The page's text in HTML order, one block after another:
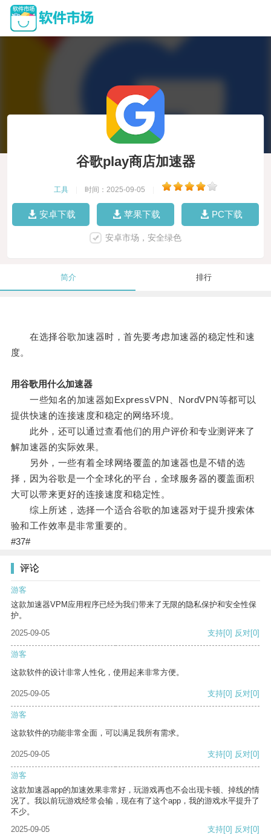
谷歌play商店加速器
工具 时间：2025-09-05
安卓下载 苹果下载 PC下载
安卓市场，安全绿色
简介 排行
在选择谷歌加速器时，首先要考虑加速器的稳定性和速
度。
用谷歌用什么加速器
一些知名的加速器如ExpressVPN、NordVPN等都可以
提供快速的连接速度和稳定的网络环境。
此外，还可以通过查看他们的用户评价和专业测评来了
解加速器的实际效果。
另外，一些有着全球网络覆盖的加速器也是不错的选
择，因为谷歌是一个全球化的平台，全球服务器的覆盖面积
大可以带来更好的连接速度和稳定性。
综上所述，选择一个适合谷歌的加速器对于提升搜索体
验和工作效率是非常重要的。
#37#
评论
游客
这款加速器VPM应用程序已经为我们带来了无限的隐私保护和安全性保
护。
2025-09-05
支持[0] 反对[0]
游客
这款软件的设计非常人性化，使用起来非常方便。
2025-09-05 支持[0] 反对[0]
游客
这款软件的功能非常全面，可以满足我所有需求。
2025-09-05 支持[0] 反对[0]
游客
这款加速器app的加速效果非常好，玩游戏再也不会出现卡顿、掉线的情
况了。我以前玩游戏经常会输，现在有了这个app，我的游戏水平提升了
不少。
2025-09-05
支持[0] 反对[0]